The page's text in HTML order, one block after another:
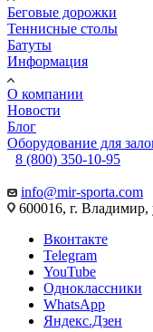
Беговые дорожки
Теннисные столы
Батуты
Информация
О компании
Новости
Блог
Оборудование для
8 (800) 350-10-95
info@mir-sporta.com
600016, г. Владимир,
Вконтакте
Telegram
YouTube
Одноклассники
WhatsApp
Яндекс.Дзен